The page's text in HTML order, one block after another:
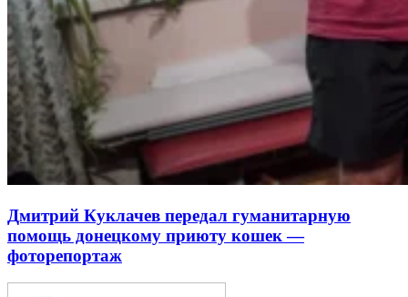
Дмитрий Куклачев передал гуманитарную
помощь донецкому приюту кошек —
фоторепортаж